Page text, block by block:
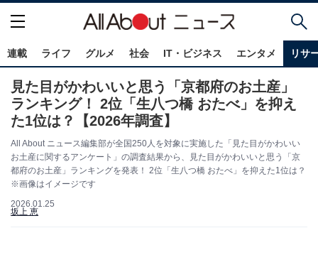
連載 ライフ グルメ 社会 IT・ビジネス エンタメ リサ
見た目がかわいいと思う「京都府のお土産」
ランキング！ 2位「生八つ橋 おたべ」を抑え
た1位は？【2026年調査】
All About ニュース編集部が全国250人を対象に実施した「見た目がかわいい
お土産に関するアンケート」の調査結果から、見た目がかわいいと思う「京
都府のお土産」ランキングを発表！ 2位「生八つ橋 おたべ」を抑えた1位は？
※画像はイメージです
2026.01.25
坂上 恵